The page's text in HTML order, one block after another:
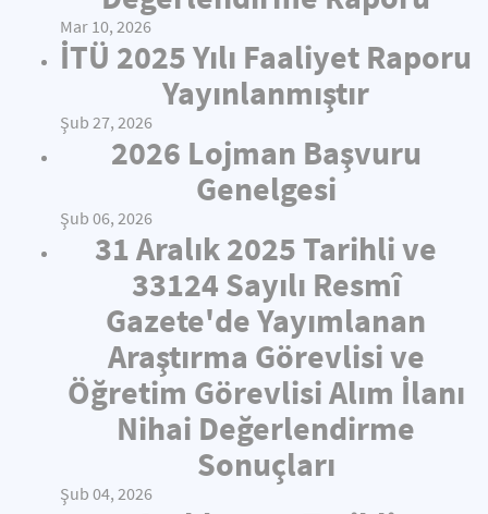
Mar 10, 2026
İTÜ 2025 Yılı Faaliyet Raporu
Yayınlanmıştır
Şub 27, 2026
2026 Lojman Başvuru
Genelgesi
Şub 06, 2026
31 Aralık 2025 Tarihli ve
33124 Sayılı Resmî
Gazete'de Yayımlanan
Araştırma Görevlisi ve
Öğretim Görevlisi Alım İlanı
Nihai Değerlendirme
Sonuçları
Şub 04, 2026